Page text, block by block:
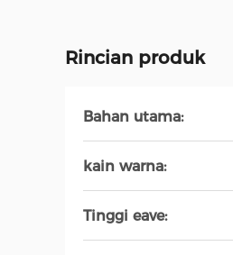
Rincian produk
Bahan utama:
kain warna:
Tinggi eave: